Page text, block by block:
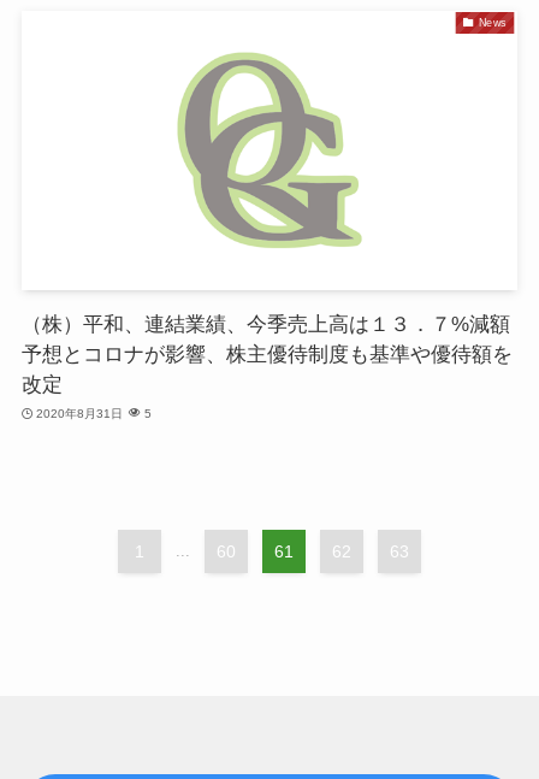
News
（株）平和、連結業績、今季売上高は１３．７%減額
予想とコロナが影響、株主優待制度も基準や優待額を
改定
2020年8月31日 5
1 60 61 62 63